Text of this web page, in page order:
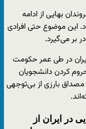
بهایی از ادامه
این موضوع حتی افرادی
بر می‌گیرد.
در طی عمر حکومت
کردن دانشجویان
بارزی از بی‌توجهی
در ایران از